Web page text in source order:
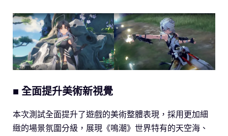
■ 全面提升美術新視覺
本次測試全面提升了遊戲的美術整體表現，採用更加細
緻的場景氛圍分級，展現《鳴潮》世界特有的天空海、